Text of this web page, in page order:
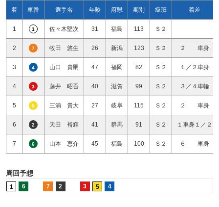
着 車番 選手名 年齢 府県 期別 級班 着差
1 1 佐々木堅次 31 福島 113 Ｓ２
2 7 牧田 悠生 26 新潟 123 Ｓ２ ２ 車身
3 4 山口 貴嗣 47 福岡 82 Ｓ２ １／２車身
4 3 藤井 昭吾 40 滋賀 99 Ｓ２ ３／４車輪
5 5 三浦 貴大 27 岐阜 115 Ｓ２ ２ 車身
6 2 天田 裕輝 41 群馬 91 Ｓ２ １車身１／２
7 6 山本 恵介 45 福島 100 Ｓ２ ６ 車身
周回予想
1 6 7 2 3 5 4